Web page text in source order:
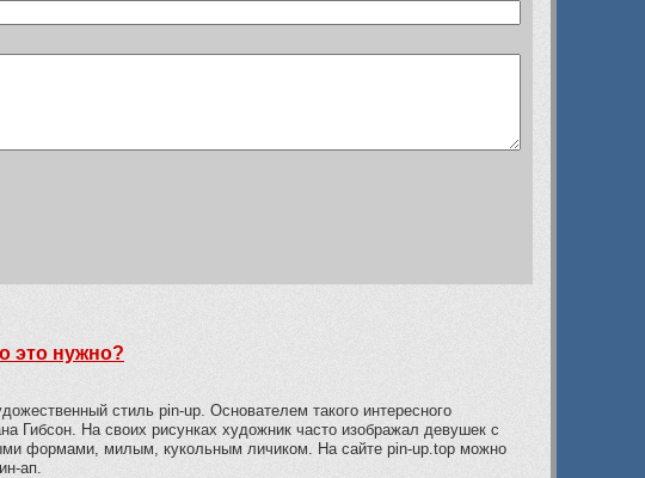
это нужно?
стиль pin-up. Основателем такого интересного
Гибсон. На своих рисунках художник часто изображал девушек с
формами, милым, кукольным личиком. На сайте pin-up.top можно
ап.